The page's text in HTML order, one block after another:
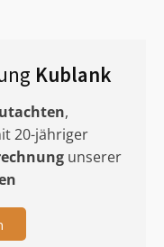
Kublank
,
20-jähriger
unserer